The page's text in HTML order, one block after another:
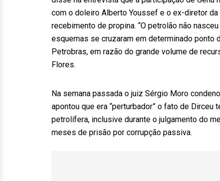
com o doleiro Alberto Youssef e o ex-diretor
recebimento de propina. “O petrolão não
esquemas se cruzaram em determinado
Petrobras, em razão do grande volume de
Flores.
Na semana passada o juiz Sérgio Moro
apontou que era “perturbador” o fato de
petrolífera, inclusive durante o julgamento do
meses de prisão por corrupção passiva.